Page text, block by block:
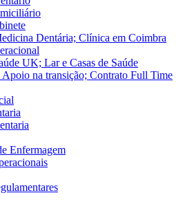
Dentária; Clínica em Coimbra
UK; Lar e Casas de Saúde
Apoio na transição; Contrato Full Time
Enfermagem